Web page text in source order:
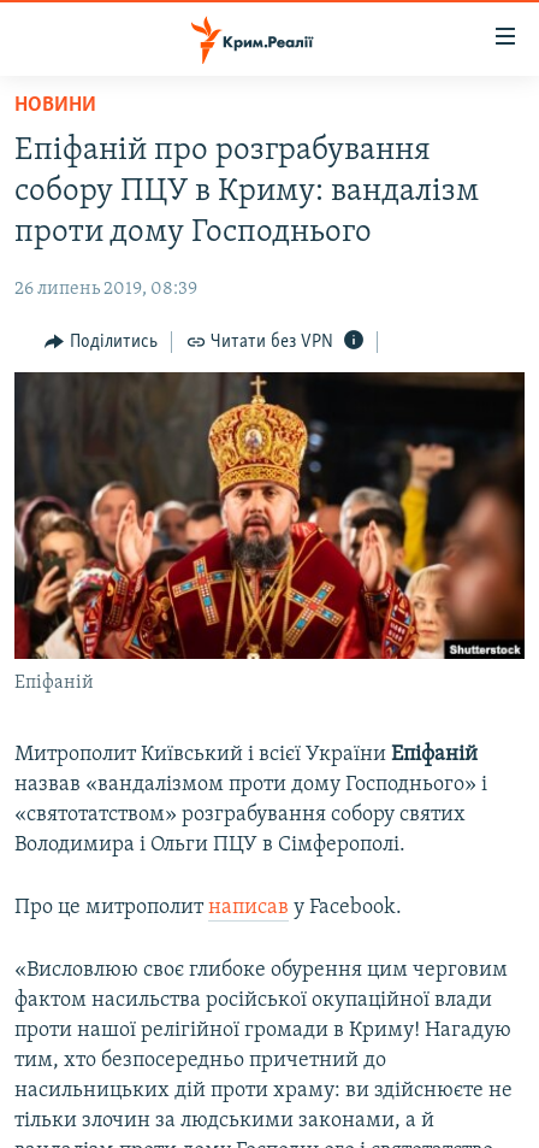
Перейти
основного
матеріалу
Перейти
до
основної
Перейти
до
НОВИНИ
ВОДА.КРИМ
ВІДЕО ТА ФОТО
БЛОГИ
ПОГЛЯД
ВСЕ ЗА ДЕНЬ
СПЕЦПРОЕКТИ
ДЕПОРТАЦІЯ
ВІДЕОУРОКИ «ELIFBE»
СВІДЧЕННЯ ОКУПАЦІЇ
УКРАЇНСЬКА ПРОБЛЕМА КРИМУ
ІНФОГРАФІКА
ЯК ОБІЙТИ БЛОКУВАННЯ
Русский
Qırımtatar
ДОЛУЧАЙСЯ!
НОВИНИ
Епіфаній про розграбування
собору ПЦУ в Криму: вандалізм
проти дому Господнього
26 липень 2019, 08:39
Поділитись Читати без VPN
Епіфаній
Митрополит Київський і всієї України Епіфаній
назвав «вандалізмом проти дому Господнього» і
«святотатством» розграбування собору святих
Володимира і Ольги ПЦУ в Сімферополі.
Про це митрополитнаписав у Facebook.
«Висловлюю своє глибоке обурення цим черговим
фактом насильства російської окупаційної влади
проти нашої релігійної громади в Криму! Нагадую
тим, хто безпосередньо причетний до
насильницьких дій проти храму: ви здійснюєте не
тільки злочин за людськими законами, а й